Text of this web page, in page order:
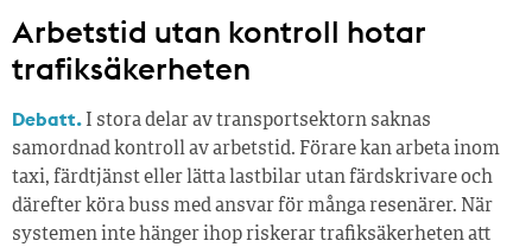
Arbetstid utan kontroll hotar
trafiksäkerheten
Debatt. I stora delar av transportsektorn saknas
samordnad kontroll av arbetstid. Förare kan arbeta inom
taxi, färdtjänst eller lätta lastbilar utan färdskrivare och
därefter köra buss med ansvar för många resenärer. När
systemen inte hänger ihop riskerar trafiksäkerheten att